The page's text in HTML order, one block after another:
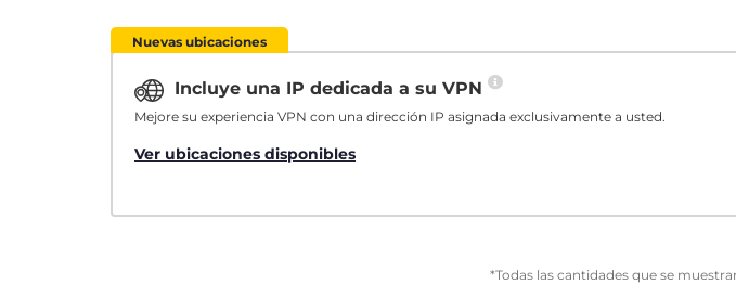
Nuevas ubicaciones
Incluye una IP dedicada a su VPN
Mejore su experiencia VPN con una dirección IP asignada exclusivamente a usted.
Ver ubicaciones disponibles
*Todas las cantidades que se